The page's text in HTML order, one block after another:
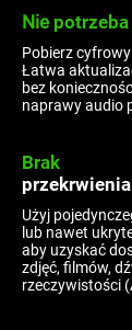
Nie potrzeba
Pobierz
Łatwa
bez
naprawy audio
Brak
Użyj
lub nawet
aby uzyskać
zdjęć, filmów,
rzeczywistości